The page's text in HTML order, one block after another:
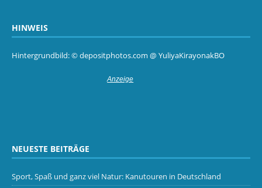
HINWEIS
Hintergrundbild: © depositphotos.com @ YuliyaKirayonakBO
NEUESTE BEITRÄGE
Sport, Spaß und ganz viel Natur: Kanutouren in Deutschland